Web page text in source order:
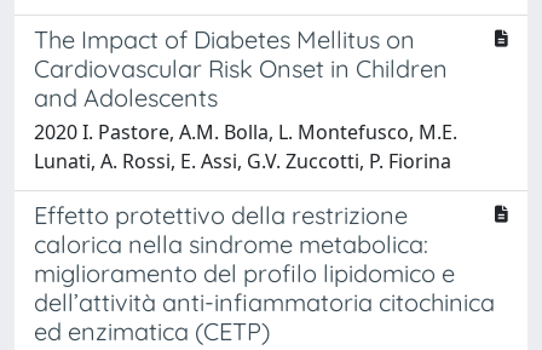
The Impact of Diabetes Mellitus on
Cardiovascular Risk Onset in Children
and Adolescents
2020 I. Pastore, A.M. Bolla, L. Montefusco, M.E.
Lunati, A. Rossi, E. Assi, G.V. Zuccotti, P. Fiorina
Effetto protettivo della restrizione
calorica nella sindrome metabolica:
miglioramento del profilo lipidomico e
dell’attività anti-infiammatoria citochinica
ed enzimatica (CETP)